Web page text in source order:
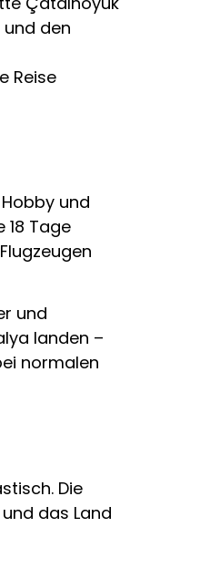
den
Reise
und
18 Tage
und
landen –
normalen
Die
das Land